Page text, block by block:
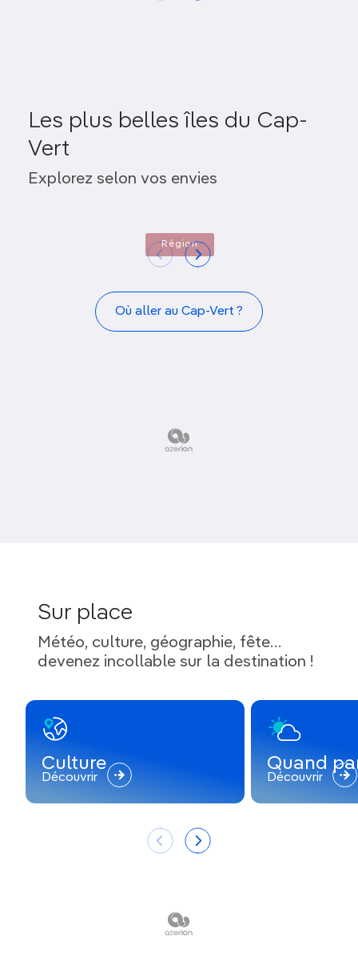
Les plus belles îles du Cap-
Vert
Explorez selon vos envies
Région
Santo Antão
Où aller au Cap-Vert ?
Sur place
Météo, culture, géographie, fête…
devenez incollable sur la destination !
Culture
Découvrir
Quand
Découvrir